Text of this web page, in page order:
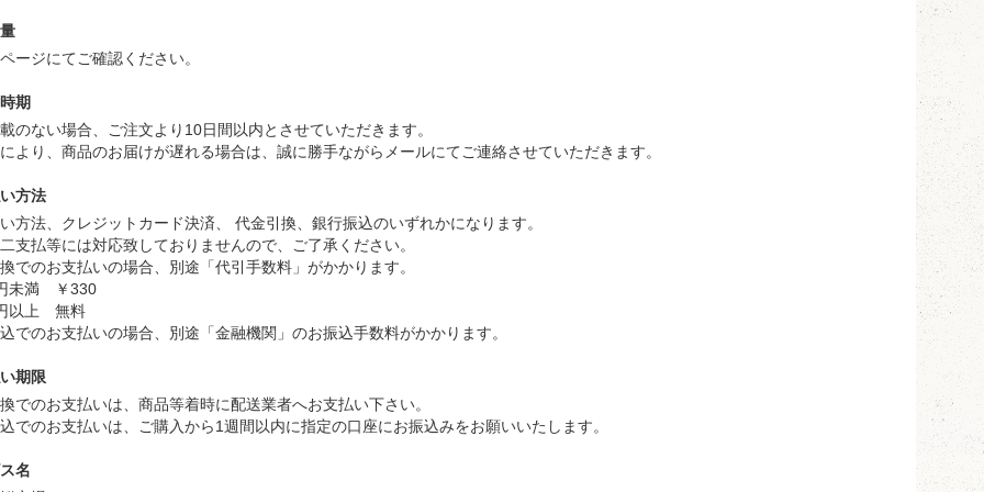
ージにてご確認ください。
期
のない場合、ご注文より10日間以内とさせていただきます。
より、商品のお届けが遅れる場合は、誠に勝手ながらメールにてご連絡させていただきます。
方法
方法、クレジットカード決済、 代金引換、銀行振込のいずれかになります。
支払等には対応致しておりませんので、ご了承ください。
でのお支払いの場合、別途「代引手数料」がかかります。
未満 ￥330
以上 無料
でのお支払いの場合、別途「金融機関」のお振込手数料がかかります。
期限
でのお支払いは、商品等着時に配送業者へお支払い下さい。
でのお支払いは、ご購入から1週間以内に指定の口座にお振込みをお願いいたします。
名